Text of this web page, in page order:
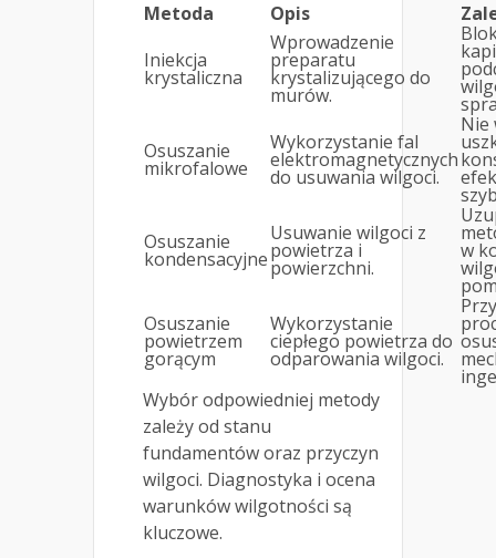
Metoda
Opis
Iniekcja
krystaliczna
Wprowadzenie
preparatu
krystalizującego do
murów.
Osuszanie
mikrofalowe
Wykorzystanie fal
elektromagnetycznych
do usuwania wilgoci.
Nie
Osuszanie
kondensacyjne
Usuwanie wilgoci z
powietrza i
powierzchni.
w
Osuszanie
powietrzem
gorącym
Wykorzystanie
ciepłego powietrza do
odparowania wilgoci.
Wybór odpowiedniej metody
zależy od stanu
fundamentów oraz przyczyn
wilgoci. Diagnostyka i ocena
warunków wilgotności są
kluczowe.